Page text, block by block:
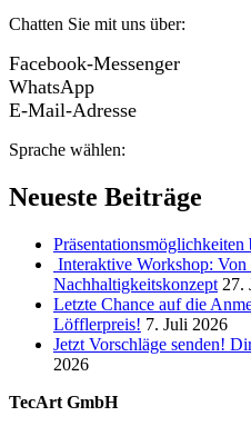
Chatten Sie mit uns über:
Facebook-Messenger
WhatsApp
E-Mail-Adresse
Sprache wählen:
Neueste Beiträge
Präsentationsmöglichkeiten
Interaktive Workshop: Von
Nachhaltigkeitskonzept 27.
Letzte Chance auf die
Löfflerpreis! 7. Juli 2026
Jetzt Vorschläge senden!
2026
TecArt GmbH